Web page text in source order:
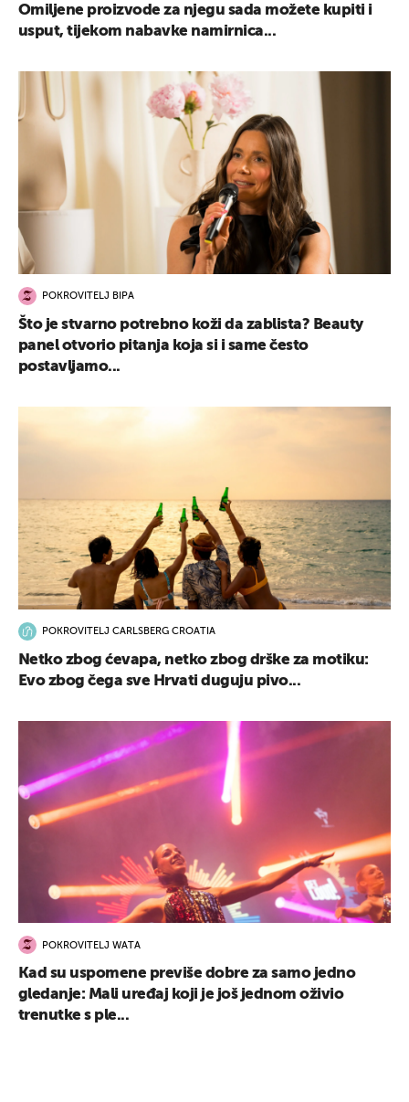
Omiljene proizvode za njegu sada možete kupiti i
usput, tijekom nabavke namirnica...
POKROVITELJ BIPA
Što je stvarno potrebno koži da zablista? Beauty
panel otvorio pitanja koja si i same često
postavljamo...
POKROVITELJ CARLSBERG CROATIA
Netko zbog ćevapa, netko zbog drške za motiku:
Evo zbog čega sve Hrvati duguju pivo...
POKROVITELJ WATA
Kad su uspomene previše dobre za samo jedno
gledanje: Mali uređaj koji je još jednom oživio
trenutke s ple...